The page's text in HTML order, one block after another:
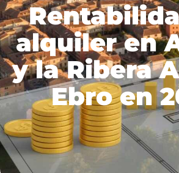
alquiler en
y la Ribera
Ebro en